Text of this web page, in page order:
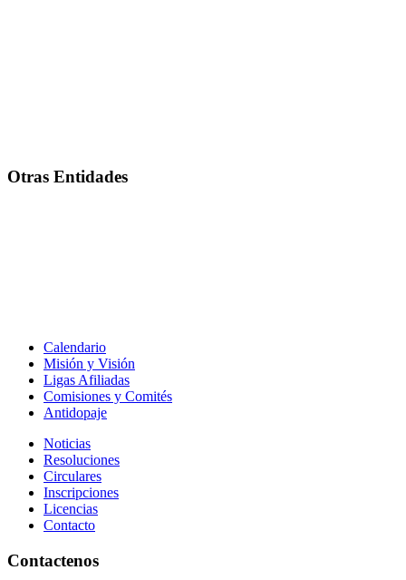
Otras Entidades
Calendario
Misión y Visión
Ligas Afiliadas
Comisiones y Comités
Antidopaje
Noticias
Resoluciones
Circulares
Inscripciones
Licencias
Contacto
Contactenos